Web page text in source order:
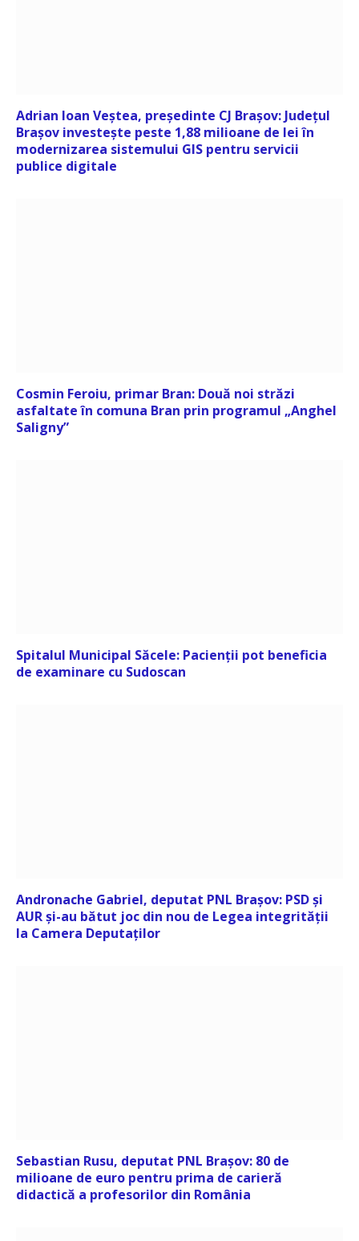
Adrian Ioan Veștea, președinte CJ Brașov: Județul
Brașov investește peste 1,88 milioane de lei în
modernizarea sistemului GIS pentru servicii
publice digitale
Cosmin Feroiu, primar Bran: Două noi străzi
asfaltate în comuna Bran prin programul „Anghel
Saligny”
Spitalul Municipal Săcele: Pacienții pot beneficia
de examinare cu Sudoscan
Andronache Gabriel, deputat PNL Brașov: PSD și
AUR și-au bătut joc din nou de Legea integrității
la Camera Deputaților
Sebastian Rusu, deputat PNL Brașov: 80 de
milioane de euro pentru prima de carieră
didactică a profesorilor din România